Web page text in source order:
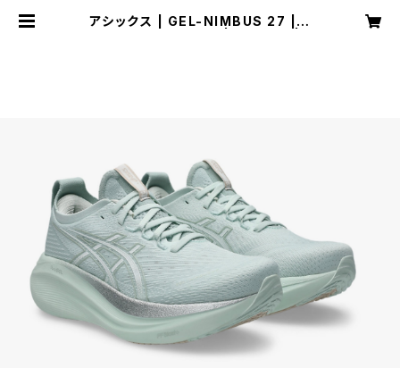
アシックス | GEL-NIMBUS 27 | P